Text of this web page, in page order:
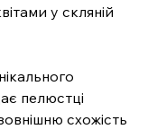
у скляній
пелюстці
схожість